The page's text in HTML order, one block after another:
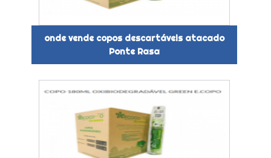
onde vende copos descartáveis atacado
Ponte Rasa